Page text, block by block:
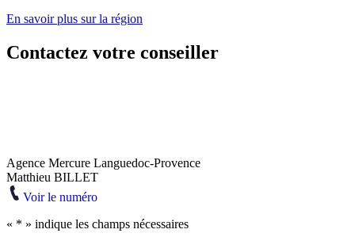
En savoir plus sur la région
Contactez votre conseiller
Agence Mercure Languedoc-Provence
Matthieu BILLET
Voir le numéro
« * » indique les champs nécessaires